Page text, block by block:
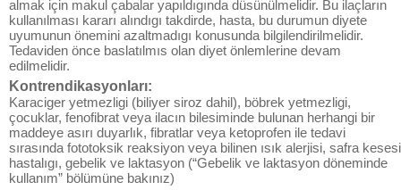
almak için makul çabalar yapıldıgında düsünülmelidir. Bu ilaçların
kullanılması kararı alındıgı takdirde, hasta, bu durumun diyete
uyumunun önemini azaltmadıgı konusunda bilgilendirilmelidir.
Tedaviden önce baslatılmıs olan diyet önlemlerine devam
edilmelidir.
Kontrendikasyonları:
Karaciger yetmezligi (biliyer siroz dahil), böbrek yetmezligi,
çocuklar, fenofibrat veya ilacın bilesiminde bulunan herhangi bir
maddeye asırı duyarlık, fibratlar veya ketoprofen ile tedavi
sırasında fototoksik reaksiyon veya bilinen ısık alerjisi, safra kesesi
hastalıgı, gebelik ve laktasyon (“Gebelik ve laktasyon döneminde
kullanım” bölümüne bakınız)